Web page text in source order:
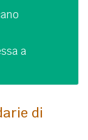
a
di